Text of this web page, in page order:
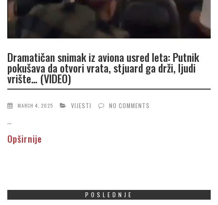
Dramatičan snimak iz aviona usred leta: Putnik
pokušava da otvori vrata, stjuard ga drži, ljudi
vrište… (VIDEO)
MARCH 4, 2025 VIJESTI NO COMMENTS
...
Opširnije
POSLEDNJE